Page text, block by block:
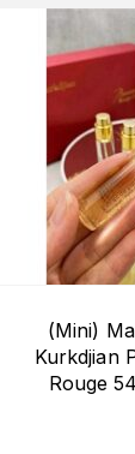
(Mini)
Kurkdjian
Rouge